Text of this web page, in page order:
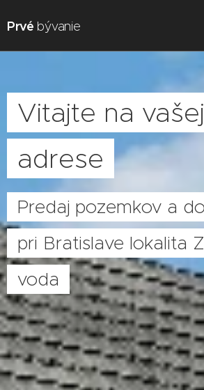
Prvé bývanie
Vitajte na
adrese
Predaj pozemkov a
pri Bratislave lokalita
voda